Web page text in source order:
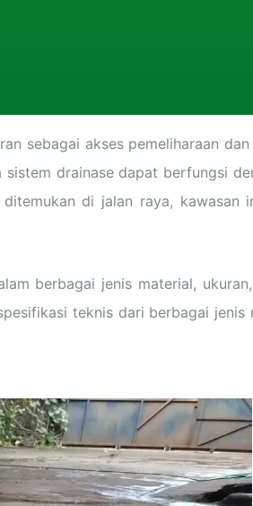
sebagai akses pemeliharaan
drainase dapat berfungsi
di jalan raya, kawasan
berbagai jenis material,
teknis dari berbagai jenis